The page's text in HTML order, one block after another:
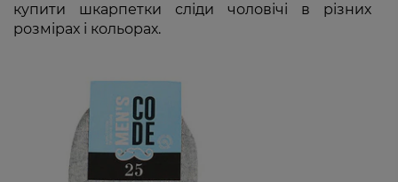
купити шкарпетки сліди чоловічі в різних
розмірах і кольорах.